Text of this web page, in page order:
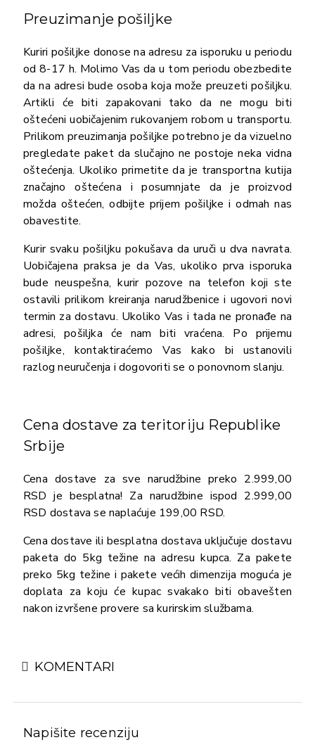
Preuzimanje pošiljke
Kuriri pošiljke donose na adresu za isporuku u periodu
od 8-17 h. Molimo Vas da u tom periodu obezbedite
da na adresi bude osoba koja može preuzeti pošiljku.
Artikli će biti zapakovani tako da ne mogu biti
oštećeni uobičajenim rukovanjem robom u transportu.
Prilikom preuzimanja pošiljke potrebno je da vizuelno
pregledate paket da slučajno ne postoje neka vidna
oštećenja. Ukoliko primetite da je transportna kutija
značajno oštećena i posumnjate da je proizvod
možda oštećen, odbijte prijem pošiljke i odmah nas
obavestite.
Kurir svaku pošiljku pokušava da uruči u dva navrata.
Uobičajena praksa je da Vas, ukoliko prva isporuka
bude neuspešna, kurir pozove na telefon koji ste
ostavili prilikom kreiranja narudžbenice i ugovori novi
termin za dostavu. Ukoliko Vas i tada ne pronađe na
adresi, pošiljka će nam biti vraćena. Po prijemu
pošiljke, kontaktiraćemo Vas kako bi ustanovili
razlog neuručenja i dogovoriti se o ponovnom slanju.
Cena dostave za teritoriju Republike
Srbije
Cena dostave za sve narudžbine preko 2.999,00
RSD je besplatna! Za narudžbine ispod 2.999,00
RSD dostava se naplaćuje 199,00 RSD.
Cena dostave ili besplatna dostava uključuje dostavu
paketa do 5kg težine na adresu kupca. Za pakete
preko 5kg težine i pakete većih dimenzija moguća je
doplata za koju će kupac svakako biti obavešten
nakon izvršene provere sa kurirskim službama.
KOMENTARI
Napišite recenziju